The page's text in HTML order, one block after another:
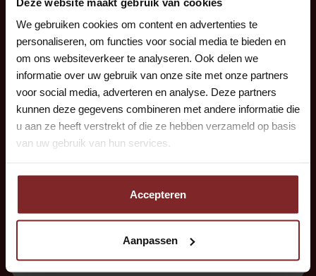
We gebruiken cookies om content en advertenties te
personaliseren, om functies voor social media te bieden en
om ons websiteverkeer te analyseren. Ook delen we
informatie over uw gebruik van onze site met onze partners
voor social media, adverteren en analyse. Deze partners
kunnen deze gegevens combineren met andere informatie die
u aan ze heeft verstrekt of die ze hebben verzameld op basis
van uw gebruik van hun services.
Accepteren
Aanpassen
uit hoe solliciteren in zijn werk gaat. Op de vacature
pagina kun je ervoor kiezen om direct te solliciteren.
Hier vul je je gegevens in en voeg je je CV en motivatie
toe. Vervolgens neemt het team van Outstanding
contact met je op om een intake in te plannen. Gaat dit
soepel en heb je hierna nog steeds interesse? Dan
plannen we een gesprek in met de opdrachtgever.
Wacht niet te lang met solliciteren, want straks is de
Meer over Outstanding